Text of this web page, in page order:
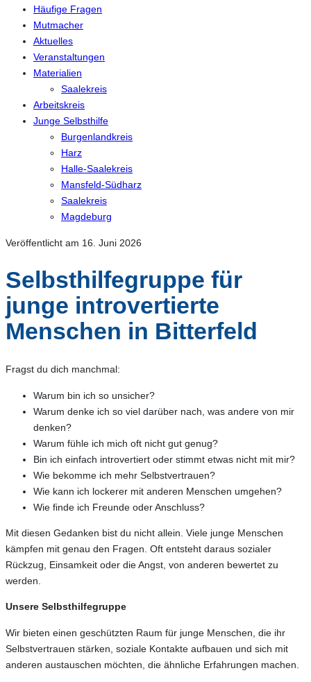
Häufige Fragen
Mutmacher
Aktuelles
Veranstaltungen
Materialien
Saalekreis
Arbeitskreis
Junge Selbsthilfe
Burgenlandkreis
Harz
Halle-Saalekreis
Mansfeld-Südharz
Saalekreis
Magdeburg
Veröffentlicht am 16. Juni 2026
Selbsthilfegruppe für
junge introvertierte
Menschen in Bitterfeld
Fragst du dich manchmal:
Warum bin ich so unsicher?
Warum denke ich so viel darüber nach, was andere von mir
denken?
Warum fühle ich mich oft nicht gut genug?
Bin ich einfach introvertiert oder stimmt etwas nicht mit mir?
Wie bekomme ich mehr Selbstvertrauen?
Wie kann ich lockerer mit anderen Menschen umgehen?
Wie finde ich Freunde oder Anschluss?
Mit diesen Gedanken bist du nicht allein. Viele junge Menschen
kämpfen mit genau den Fragen. Oft entsteht daraus sozialer
Rückzug, Einsamkeit oder die Angst, von anderen bewertet zu
werden.
Unsere Selbsthilfegruppe
Wir bieten einen geschützten Raum für junge Menschen, die ihr
Selbstvertrauen stärken, soziale Kontakte aufbauen und sich mit
anderen austauschen möchten, die ähnliche Erfahrungen machen.